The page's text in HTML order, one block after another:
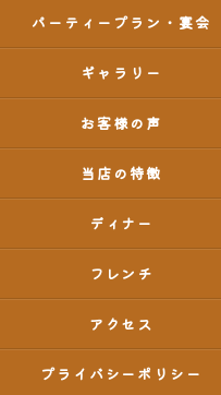
パーティープラン・宴会
ギャラリー
お客様の声
当店の特徴
ディナー
フレンチ
アクセス
プライバシーポリシー